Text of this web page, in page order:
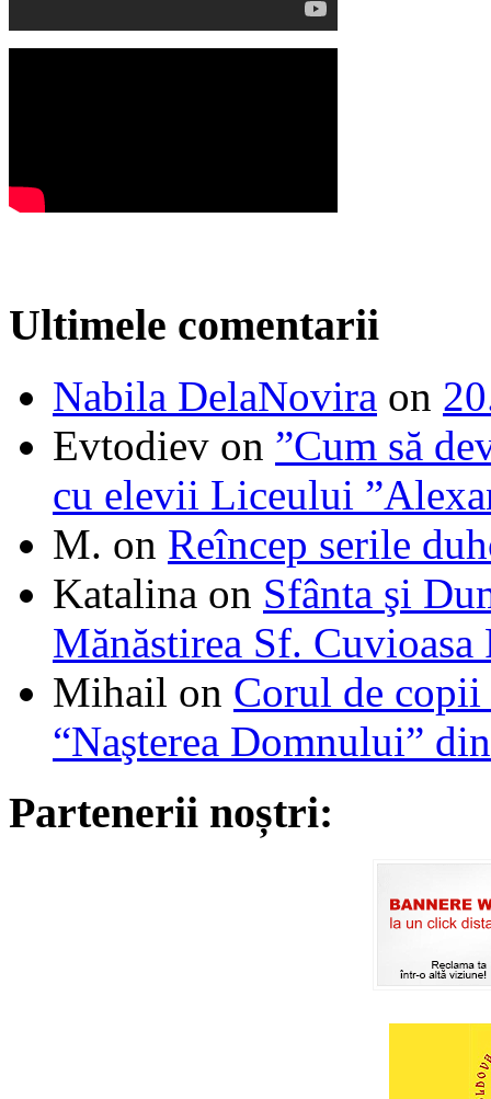
Ultimele comentarii
Nabila DelaNovira on
Evtodiev on ”Cum să
cu elevii Liceului
M. on Reîncep serile
Katalina on Sfânta şi
Mănăstirea Sf. Cuvioasa
Mihail on Corul de
“Naşterea Domnului”
Partenerii noștri: